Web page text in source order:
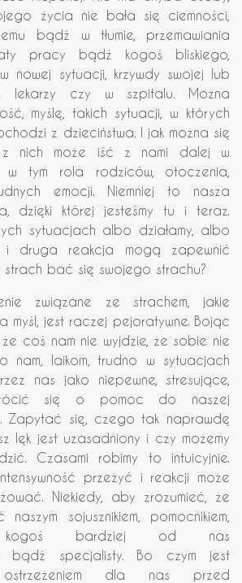
życia nie bała się ciemności,
bądź w tłumie, przemawiania
pracy bądź kogoś bliskiego,
nowej sytuacji, krzywdy swojej lub
lekarzy czy w szpitalu. Można
myślę, takich sytuacji, w których
z dzieciństwa. I jak można się
z nich może iść z nami dalej w
w tym rola rodziców, otoczenia,
emocji. Niemniej to nasza
dzięki której jesteśmy tu i teraz.
sytuacjach albo działamy, albo
i druga reakcja mogą zapewnić
strach bać się swojego strachu?
związane ze strachem, jakie
myśl, jest raczej pejoratywne. Bojąc
że coś nam nie wyjdzie, że sobie nie
nam, laikom, trudno w sytuacjach
nas jako niepewne, stresujące,
się o pomoc do naszej
Zapytać się, czego tak naprawdę
lęk jest uzasadniony i czy możemy
Czasami robimy to intuicyjnie.
przeżyć i reakcji może
Niekiedy, aby zrozumieć, że
sojusznikiem, pomocnikiem,
kogoś bardziej od nas
bądź specjalisty. Bo czym jest
dla nas przed